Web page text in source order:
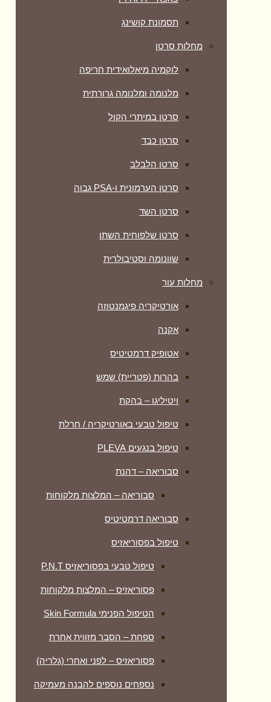
תסמונת קושינג
מחלות סרטן
לוקמיה מיאלואידית חריפה
מלנומה ומלנומה גרורתית
סרטן במיתרי הקול
סרטן כבד
סרטן הלבלב
סרטן הערמונית ו-PSA גבוה
סרטן השד
סרטן שלפוחית השתן
שוונומה וסטיבולרית
מחלות עור
אורטיקריה פיגמנטוזה
אקנה
אטופיק דרמטיטיס
בהרות (פטריית) שמש
ויטיליגו – בהקת
טיפול טבעי באורטיקריה / חרלת
טיפול בנגעים PLEVA
סבוריאה – דהנת
סבוריאה – המלצות מלקוחות
סבוריאה דרמטיטיס
טיפול בפסוריאזיס
טיפול טבעי בפסוריאזיס P.N.T
פסוריאזיס – המלצות מלקוחות
הטיפול הפנימי Skin Formula
ספחת – הסבר מזווית אחרת
פסוריאזיס – לפני ואחרי (גלריה)
נספחים נוספים להבנה מעמיקה